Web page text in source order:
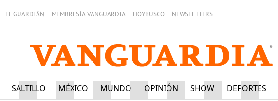
EL GUARDIÁN MEMBRESÍA VANGUARDIA HOYBUSCO NEWSLETTERS
SALTILLO MÉXICO MUNDO OPINIÓN SHOW DEPORTES